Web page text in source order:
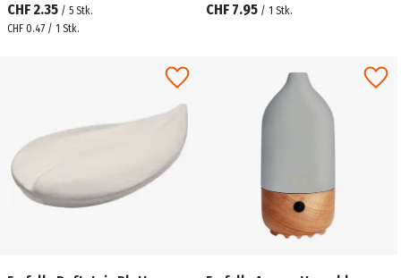
CHF 2.35 / 5 Stk.
CHF 0.47 / 1 Stk.
CHF 7.95 / 1 Stk.